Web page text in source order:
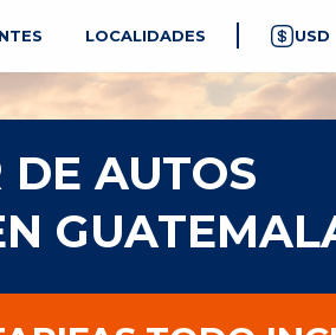
LOCALIDADES USD
AUTOS